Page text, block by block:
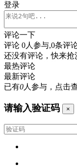
登录
评论一下
评论 0人参与,0条评
还没有评论，快来抢
最热评论
最新评论
已有0人参与，点击
请输入验证码 ×